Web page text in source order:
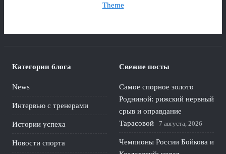
Theme
Категории блога
News
Интервью с тренерами
Истории успеха
Новости спорта
Свежие посты
Самое спорное золото
Родниной: рижский нервный
срыв и оправдание
Тарасовой
7 августа, 2026
Чемпионы России Бойкова и